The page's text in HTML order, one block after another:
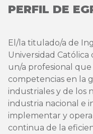
PERFIL DE
El/la titulado/a de
Universidad Católica
un/a profesional
competencias en la
industriales y de los
industria nacional e
implementar y
continua de la